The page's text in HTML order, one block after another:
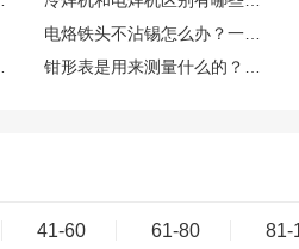
41-60 61-80 81-